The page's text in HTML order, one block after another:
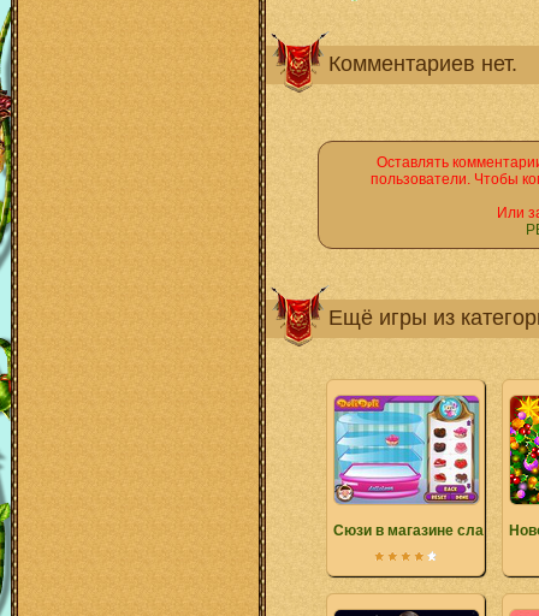
Комментариев нет.
Оставлять
пользователи. Чтобы
Или
Ещё игры из
Сюзи в магазине сладостей